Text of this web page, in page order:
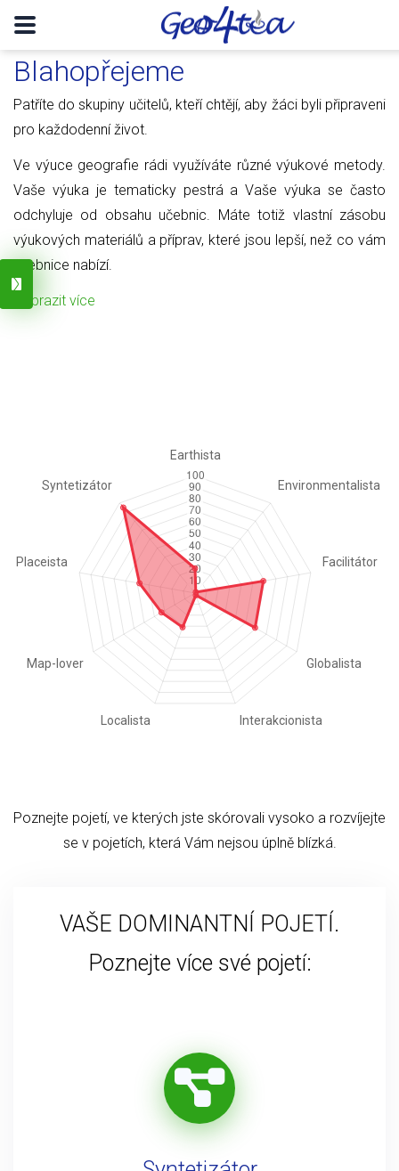
Blahopřejeme
Patříte do skupiny učitelů, kteří chtějí, aby žáci byli připraveni
pro každodenní život.
Ve výuce geografie rádi využíváte různé výukové metody.
Vaše výuka je tematicky pestrá a Vaše výuka se často
odchyluje od obsahu učebnic. Máte totiž vlastní zásobu
výukových materiálů a příprav, které jsou lepší, než co vám
učebnice nabízí.
Zobrazit více
Poznejte pojetí, ve kterých jste skórovali vysoko a rozvíjejte
se v pojetích, která Vám nejsou úplně blízká.
VAŠE DOMINANTNÍ POJETÍ.
Poznejte více své pojetí: